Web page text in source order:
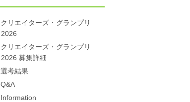
クリエイターズ・グランプリ
2026
クリエイターズ・グランプリ
2026 募集詳細
選考結果
Q&A
Information